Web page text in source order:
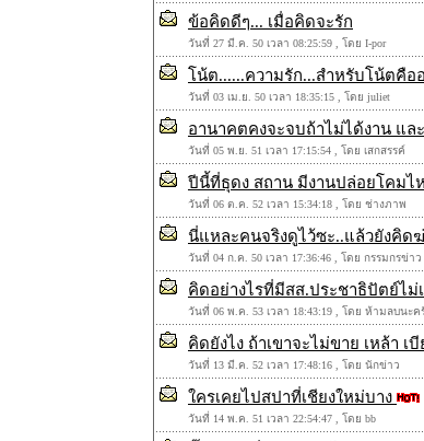
ข้อคิดดีๆ... เมื่อคิดจะรัก
วันที่ 27 มี.ค. 50 เวลา 08:25:59 , โดย I-por
โน้ต......ความรัก...สำหรับโน้ตคือ
วันที่ 03 เม.ย. 50 เวลา 18:35:15 , โดย juliet
อานาคตคงจะจบถ้าไม่ได้งาน แล
วันที่ 05 พ.ย. 51 เวลา 17:15:54 , โดย เสกสรรค์
ปีนี้ที่ธุดง สถาน มีงานปล่อยโคมไ
วันที่ 06 ต.ค. 52 เวลา 15:34:18 , โดย ช่างภาพ
นี่แหละคนจริงดูไว้ซะ..แล้วยังคิด
วันที่ 04 ก.ค. 50 เวลา 17:36:46 , โดย กรรมกรข่าว
คิดอย่างไรที่มีสส.ประชาธิปัตย์ไม่
วันที่ 06 พ.ค. 53 เวลา 18:43:19 , โดย ห้ามลบนะค
คิดยังไง ถ้าเขาจะไม่ขาย เหล้า เ
วันที่ 13 มี.ค. 52 เวลา 17:48:16 , โดย นักข่าว
ใครเคยไปสปาที่เชียงใหม่บาง
วันที่ 14 พ.ค. 51 เวลา 22:54:47 , โดย bb